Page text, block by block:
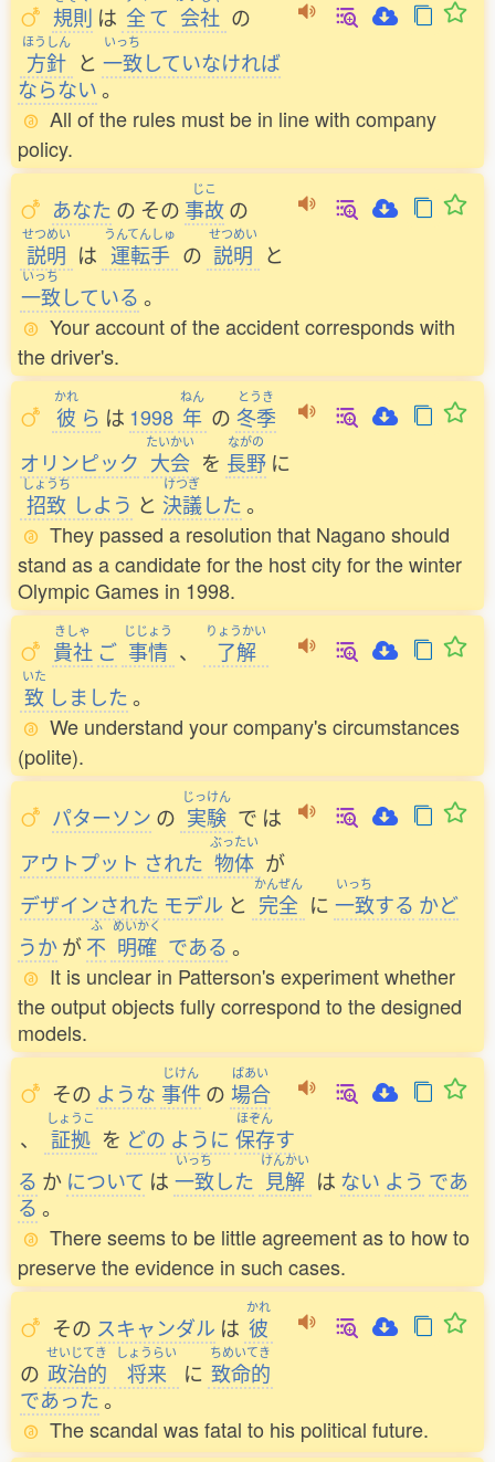
規則 は 全て 会社 の
ほうしん
方針 と
いっち
一致していなければ
ならない。
All of the rules must be in line with company
policy.
あなた の その
じこ
事故の
せつめい
説明 は
うんてんしゅ
運転手 の
せつめい
説明 と
いっち
一致している 。
Your account of the accident corresponds with
the driver's.
かれ
彼 ら は 1998
ねん
年 の
とうき
冬季
オリンピック
たいかい
大会 を
ながの
長野 に
しょうち
招致 しよう と
けつぎ
決議した。
They passed a resolution that Nagano should
stand as a candidate for the host city for the winter
Olympic Games in 1998.
きしゃ
貴社 ご
じじょう
事情 、
りょうかい
了解
いた
致 しました。
We understand your company's circumstances
(polite).
パターソン の
じっけん
実験 で は
アウトプット された
ぶったい
物体 が
デザインされた モデル と
かんぜん
完全 に
いっち
一致する かど
うか が
ふ
不
めいかく
明確 である 。
It is unclear in Patterson's experiment whether
the output objects fully correspond to the designed
models.
その ような
じけん
事件 の
ばあい
場合
、
しょうこ
証拠 を どの ように
ほぞん
保存す
る か について は
いっち
一致した
けんかい
見解 は ない よう であ
る 。
There seems to be little agreement as to how to
preserve the evidence in such cases.
その スキャンダル は
かれ
彼
の
せいじてき
政治的
しょうらい
将来 に
ちめいてき
致命的
であった。
The scandal was fatal to his political future.